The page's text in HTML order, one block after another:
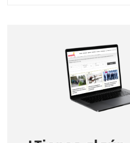
Correo electrónico
Tipo de comentario